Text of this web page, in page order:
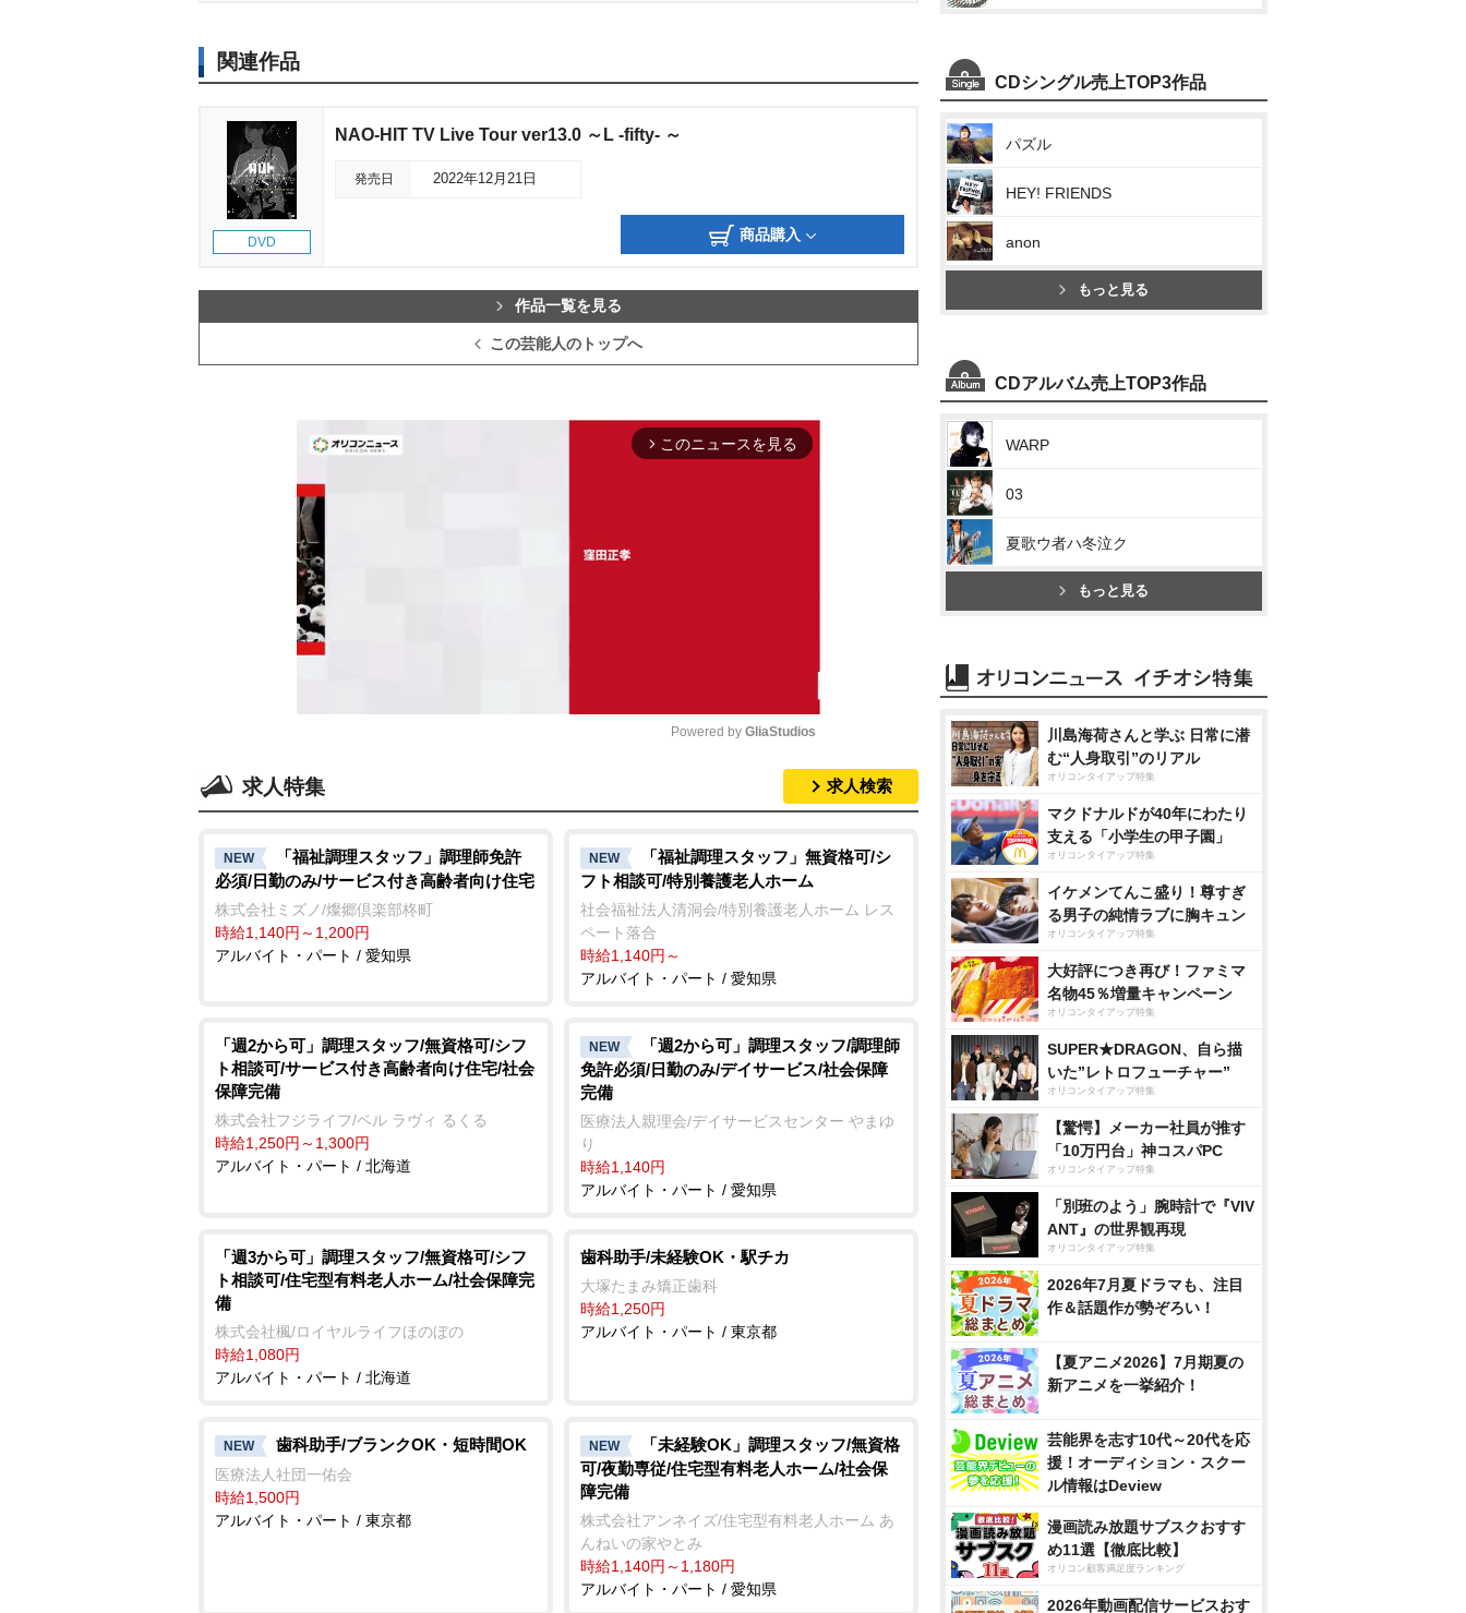
関連作品
DVD
NAO-HIT TV Live Tour ver13.0 ～L -fifty- ～
発売日 2022年12月21日
商品購入
作品一覧を見る
この芸能人のトップへ
arrow_forward_ios このニュースを見る
t
e
Powered by GliaStudios
求人特集 求人検索
NEW
「福祉調理スタッフ」調理師免許
必須/日勤のみ/サービス付き高齢者向け住宅
株式会社ミズノ/燦郷倶楽部柊町
時給1,140円～1,200円
アルバイト・パート / 愛知県
NEW
「福祉調理スタッフ」無資格可/シ
フト相談可/特別養護老人ホーム
社会福祉法人清洞会/特別養護老人ホーム レス
ペート落合
時給1,140円～
アルバイト・パート / 愛知県
「週2から可」調理スタッフ/無資格可/シフ
ト相談可/サービス付き高齢者向け住宅/社会
保障完備
株式会社フジライフ/ベル ラヴィ るくる
時給1,250円～1,300円
アルバイト・パート / 北海道
NEW
「週2から可」調理スタッフ/調理師
免許必須/日勤のみ/デイサービス/社会保障
完備
医療法人親理会/デイサービスセンター やまゆ
り
時給1,140円
アルバイト・パート / 愛知県
「週3から可」調理スタッフ/無資格可/シフ
ト相談可/住宅型有料老人ホーム/社会保障完
備
株式会社楓/ロイヤルライフほのぼの
時給1,080円
アルバイト・パート / 北海道
歯科助手/未経験OK・駅チカ
大塚たまみ矯正歯科
時給1,250円
アルバイト・パート / 東京都
NEW 歯科助手/ブランクOK・短時間OK
医療法人社団一佑会
時給1,500円
アルバイト・パート / 東京都
NEW
「未経験OK」調理スタッフ/無資格
可/夜勤専従/住宅型有料老人ホーム/社会保
障完備
株式会社アンネイズ/住宅型有料老人ホーム あ
んねいの家やとみ
時給1,140円～1,180円
アルバイト・パート / 愛知県
CDシングル売上TOP3作品
パズル
HEY! FRIENDS
anon
もっと見る
CDアルバム売上TOP3作品
WARP
03
夏歌ウ者ハ冬泣ク
もっと見る
川島海荷さんと学ぶ 日常に潜
む“人身取引”のリアル
オリコンタイアップ特集
マクドナルドが40年にわたり
支える「小学生の甲子園」
オリコンタイアップ特集
イケメンてんこ盛り！尊すぎ
る男子の純情ラブに胸キュン
オリコンタイアップ特集
大好評につき再び！ファミマ
名物45％増量キャンペーン
オリコンタイアップ特集
SUPER★DRAGON、自ら描
いた”レトロフューチャー”
オリコンタイアップ特集
【驚愕】メーカー社員が推す
「10万円台」神コスパPC
オリコンタイアップ特集
「別班のよう」腕時計で『VIV
ANT』の世界観再現
オリコンタイアップ特集
2026年7月夏ドラマも、注目
作＆話題作が勢ぞろい！
【夏アニメ2026】7月期夏の
新アニメを一挙紹介！
芸能界を志す10代～20代を応
援！オーディション・スクー
ル情報はDeview
漫画読み放題サブスクおすす
め11選【徹底比較】
オリコン顧客満足度ランキング
2026年動画配信サービスおす